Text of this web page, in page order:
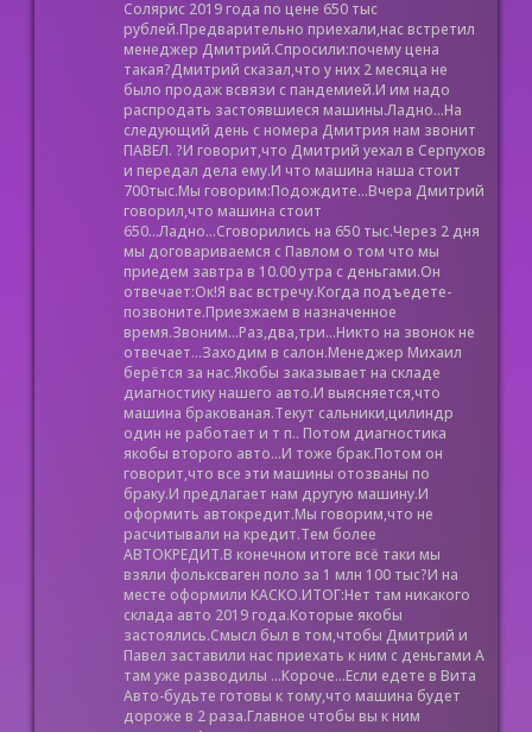
Солярис 2019 года по цене 650 тыс
рублей.Предварительно приехали,нас встретил
менеджер Дмитрий.Спросили:почему цена
такая?Дмитрий сказал,что у них 2 месяца не
было продаж всвязи с пандемией.И им надо
распродать застоявшиеся машины.Ладно...На
следующий день с номера Дмитрия нам звонит
ПАВЕЛ. ?И говорит,что Дмитрий уехал в Серпухов
и передал дела ему.И что машина наша стоит
700тыс.Мы говорим:Подождите...Вчера Дмитрий
говорил,что машина стоит
650...Ладно...Сговорились на 650 тыс.Через 2 дня
мы договариваемся с Павлом о том что мы
приедем завтра в 10.00 утра с деньгами.Он
отвечает:Ок!Я вас встречу.Когда подъедете-
позвоните.Приезжаем в назначенное
время.Звоним...Раз,два,три...Никто на звонок не
отвечает...Заходим в салон.Менеджер Михаил
берётся за нас.Якобы заказывает на складе
диагностику нашего авто.И выясняется,что
машина бракованая.Текут сальники,цилиндр
один не работает и т п.. Потом диагностика
якобы второго авто...И тоже брак.Потом он
говорит,что все эти машины отозваны по
браку.И предлагает нам другую машину.И
оформить автокредит.Мы говорим,что не
расчитывали на кредит.Тем более
АВТОКРЕДИТ.В конечном итоге всё таки мы
взяли фольксваген поло за 1 млн 100 тыс?И на
месте оформили КАСКО.ИТОГ:Нет там никакого
склада авто 2019 года.Которые якобы
застоялись.Смысл был в том,чтобы Дмитрий и
Павел заставили нас приехать к ним с деньгами А
там уже разводилы ...Короче...Если едете в Вита
Авто-будьте готовы к тому,что машина будет
дороже в 2 раза.Главное чтобы вы к ним